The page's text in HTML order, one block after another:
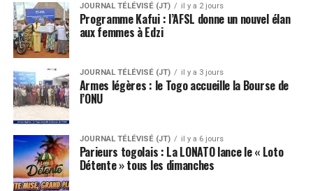
JOURNAL TÉLÉVISÉ (JT) il y a 2 jours
Programme Kafui : l’AFSL donne un nouvel élan
aux femmes à Edzi
JOURNAL TÉLÉVISÉ (JT) il y a 3 jours
Armes légères : le Togo accueille la Bourse de
l’ONU
JOURNAL TÉLÉVISÉ (JT) il y a 6 jours
Parieurs togolais : La LONATO lance le « Loto
Détente » tous les dimanches